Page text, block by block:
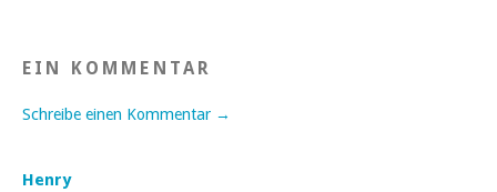
EIN KOMMENTAR
Schreibe einen Kommentar →
Henry